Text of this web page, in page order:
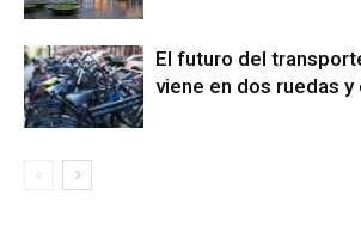
El futuro del
viene en dos ruedas